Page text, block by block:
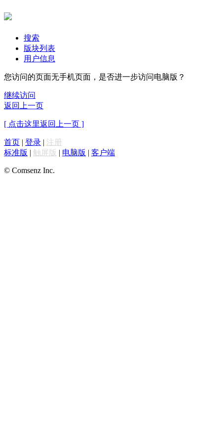
搜索
版块列表
用户信息
您访问的页面无手机页面，是否进一步访问电脑版？
继续访问
返回上一页
[ 点击这里返回上一页 ]
首页 | 登录 | 注册
标准版 | 触屏版 | 电脑版 | 客户端
© Comsenz Inc.